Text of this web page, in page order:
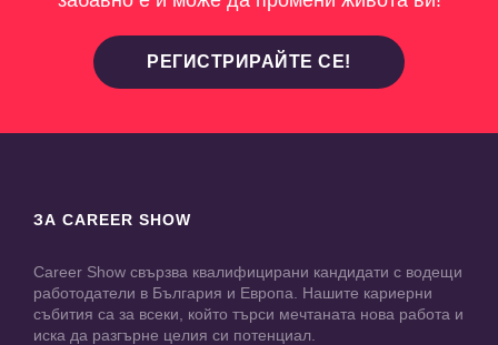
РЕГИСТРИРАЙТЕ СЕ!
ЗА CAREER SHOW
Career Show свързва квалифицирани кандидати с водещи
работодатели в България и Европа. Нашите кариерни
събития са за всеки, който търси мечтаната нова работа и
иска да разгърне целия си потенциал.